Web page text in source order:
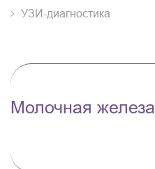
УЗИ-диагностика
Молочная железа